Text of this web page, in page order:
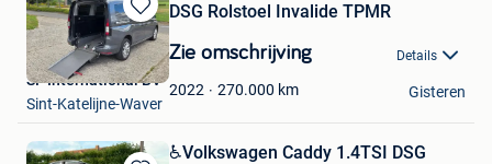
Bewaren
in
Mijn
Favorieten
DSG Rolstoel Invalide TPMR
Zie omschrijving Details
2022 270.000 km
SF International BV
Sint-Katelijne-Waver
Gisteren
️️️️♿️Volkswagen Caddy 1.4TSI DSG